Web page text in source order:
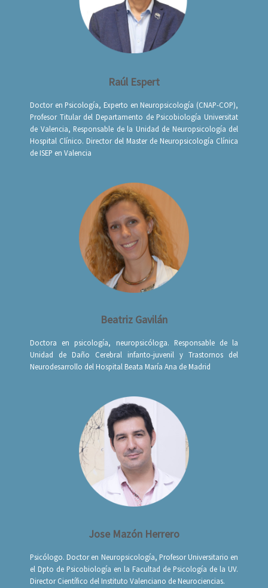
Raúl Espert
Doctor en Psicología, Experto en Neuropsicología (CNAP-COP),
Profesor Titular del Departamento de Psicobiología Universitat
de Valencia, Responsable de la Unidad de Neuropsicología del
Hospital Clínico. Director del Master de Neuropsicología Clínica
de ISEP en Valencia
Beatriz Gavilán
Doctora en psicología, neuropsicóloga. Responsable de la
Unidad de Daño Cerebral infanto-juvenil y Trastornos del
Neurodesarrollo del Hospital Beata María Ana de Madrid
Jose Mazón Herrero
Psicólogo. Doctor en Neuropsicología, Profesor Universitario en
el Dpto de Psicobiología en la Facultad de Psicología de la UV.
Director Científico del Instituto Valenciano de Neurociencias.